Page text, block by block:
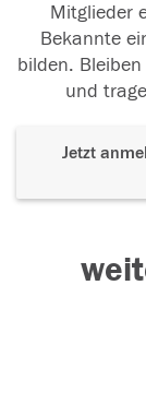
Mitglieder
Bekannte
bilden.
und
Jetzt